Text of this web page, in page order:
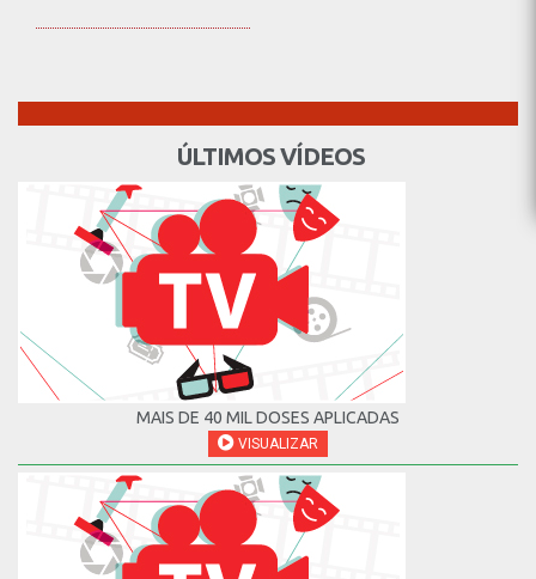
ÚLTIMOS VÍDEOS
MAIS DE 40 MIL DOSES APLICADAS
VISUALIZAR